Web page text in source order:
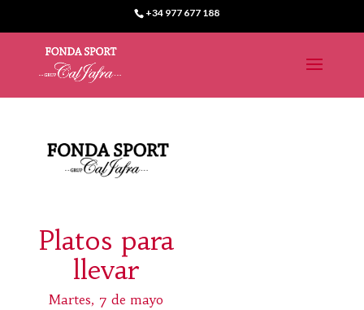
+34 977 677 188
Platos para
llevar
Martes, 7 de mayo